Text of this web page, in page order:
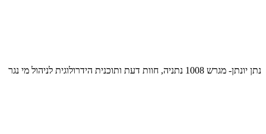
נתן יונתן- מגרש 1008 נתניה, חוות דעת ותוכנית הידרולוגית לניהול מי נגר